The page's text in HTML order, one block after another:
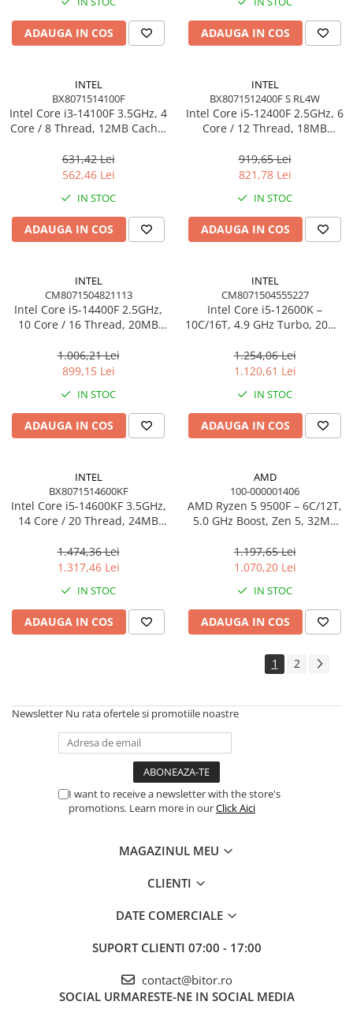
ADAUGA IN COS ADAUGA IN COS
INTEL
BX8071514100F
Intel Core i3‑14100F 3.5GHz, 4
Core / 8 Thread, 12MB Cache,
631,42 Lei
562,46 Lei
IN STOC
ADAUGA IN COS
INTEL
BX8071512400F S RL4W
Intel Core i5‑12400F 2.5GHz, 6
Core / 12 Thread, 18MB
919,65 Lei
821,78 Lei
IN STOC
ADAUGA IN COS
INTEL
CM8071504821113
Intel Core i5‑14400F 2.5GHz,
10 Core / 16 Thread, 20MB
1.006,21 Lei
899,15 Lei
IN STOC
ADAUGA IN COS
INTEL
CM8071504555227
Intel Core i5‑12600K –
10C/16T, 4.9 GHz Turbo, 20MB
1.254,06 Lei
1.120,61 Lei
IN STOC
ADAUGA IN COS
INTEL
BX8071514600KF
Intel Core i5‑14600KF 3.5GHz,
14 Core / 20 Thread, 24MB
1.474,36 Lei
1.317,46 Lei
IN STOC
ADAUGA IN COS
AMD
100-000001406
AMD Ryzen 5 9500F – 6C/12T,
5.0 GHz Boost, Zen 5, 32MB
1.197,65 Lei
1.070,20 Lei
IN STOC
ADAUGA IN COS
1 2
Newsletter Nu rata ofertele si promotiile noastre
I want to receive a newsletter with the store's
promotions. Learn more in ourClick Aici
MAGAZINUL MEU
CLIENTI
DATE COMERCIALE
SUPORT CLIENTI 07:00 - 17:00
contact@bitor.ro
SOCIAL URMARESTE-NE IN SOCIAL MEDIA